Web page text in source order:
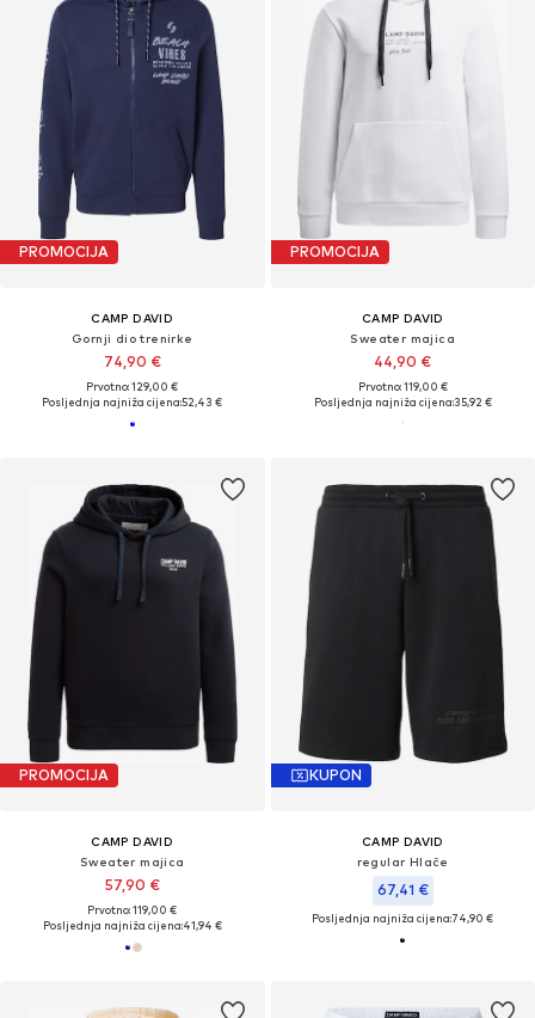
PROMOCIJA
CAMP DAVID
Gornji dio trenirke
74,90 €
Prvotno: 129,00 €
Posljednja najniža cijena:52,43 €
PROMOCIJA
CAMP DAVID
Sweater majica
44,90 €
Prvotno: 119,00 €
Posljednja najniža cijena:35,92 €
PROMOCIJA
CAMP DAVID
Sweater majica
57,90 €
Prvotno: 119,00 €
Posljednja najniža cijena:41,94 €
KUPON
CAMP DAVID
regular Hlače
67,41 €
Posljednja najniža cijena:74,90 €